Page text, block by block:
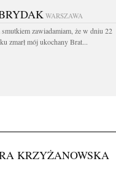
WARSZAWA
zawiadamiam, że w dniu 22
zmarł mój ukochany Brat...
KRZYŻANOWSKA